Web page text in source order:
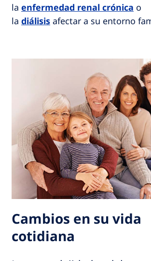
la enfermedad renal crónica o
la diálisis afectar a su entorno
Cambios en su vida
cotidiana